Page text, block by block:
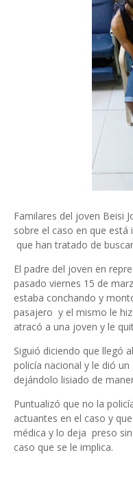
Familares del joven Beisi
sobre el caso en que
que han tratado de
El padre del joven en
pasado viernes 15 de
estaba conchando y
pasajero y el mismo le
atracó a una joven y le
Siguió diciendo que llegó
policía nacional y le dió
dejándolo lisiado de
Puntualizó que no la
actuantes en el caso y
médica y lo deja preso
caso que se le implica.